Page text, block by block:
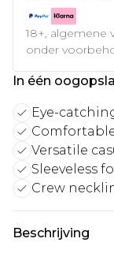
18+, algemene
onder
In één
Eye-
Versatile
Sleeveless
Crew
Beschrijving